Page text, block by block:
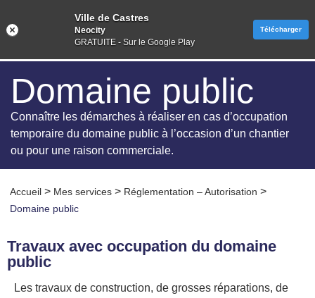
Domaine public
Connaître les démarches à réaliser en cas d’occupation
temporaire du domaine public à l’occasion d’un chantier
ou pour une raison commerciale.
Accueil > Mes services > Réglementation – Autorisation >
Domaine public
Travaux avec occupation du domaine
public
Les travaux de construction, de grosses réparations, de
Ville de Castres
Neocity
GRATUITE - Sur le Google Play
Télécharger